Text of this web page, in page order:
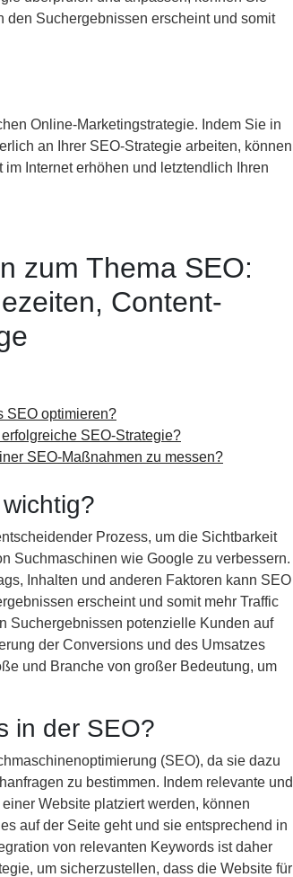
Suchergebnissen erscheint und somit
Online-Marketingstrategie. Indem Sie in
an Ihrer SEO-Strategie arbeiten, können
Internet erhöhen und letztendlich Ihren
zum Thema SEO:
Content-
SEO optimieren?
SEO-Strategie?
SEO-Maßnahmen zu messen?
Prozess, um die Sichtbarkeit
Suchmaschinen wie Google zu verbessern.
Inhalten und anderen Faktoren kann SEO
erscheint und somit mehr Traffic
Suchergebnissen potenzielle Kunden auf
der Conversions und des Umsatzes
und Branche von großer Bedeutung, um
in der SEO?
(SEO), da sie dazu
zu bestimmen. Indem relevante und
Website platziert werden, können
auf der Seite geht und sie entsprechend in
von relevanten Keywords ist daher
um sicherzustellen, dass die Website für